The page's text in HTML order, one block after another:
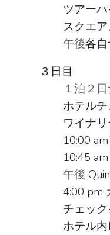
ツアー
スクエ
午後各
３日目
１泊２
ホテル
ワイナ
10:00
10:45
午後
4:00 pm
チェッ
ホテル